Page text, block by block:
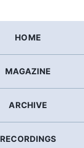
HOME
MAGAZINE
ARCHIVE
RECORDINGS